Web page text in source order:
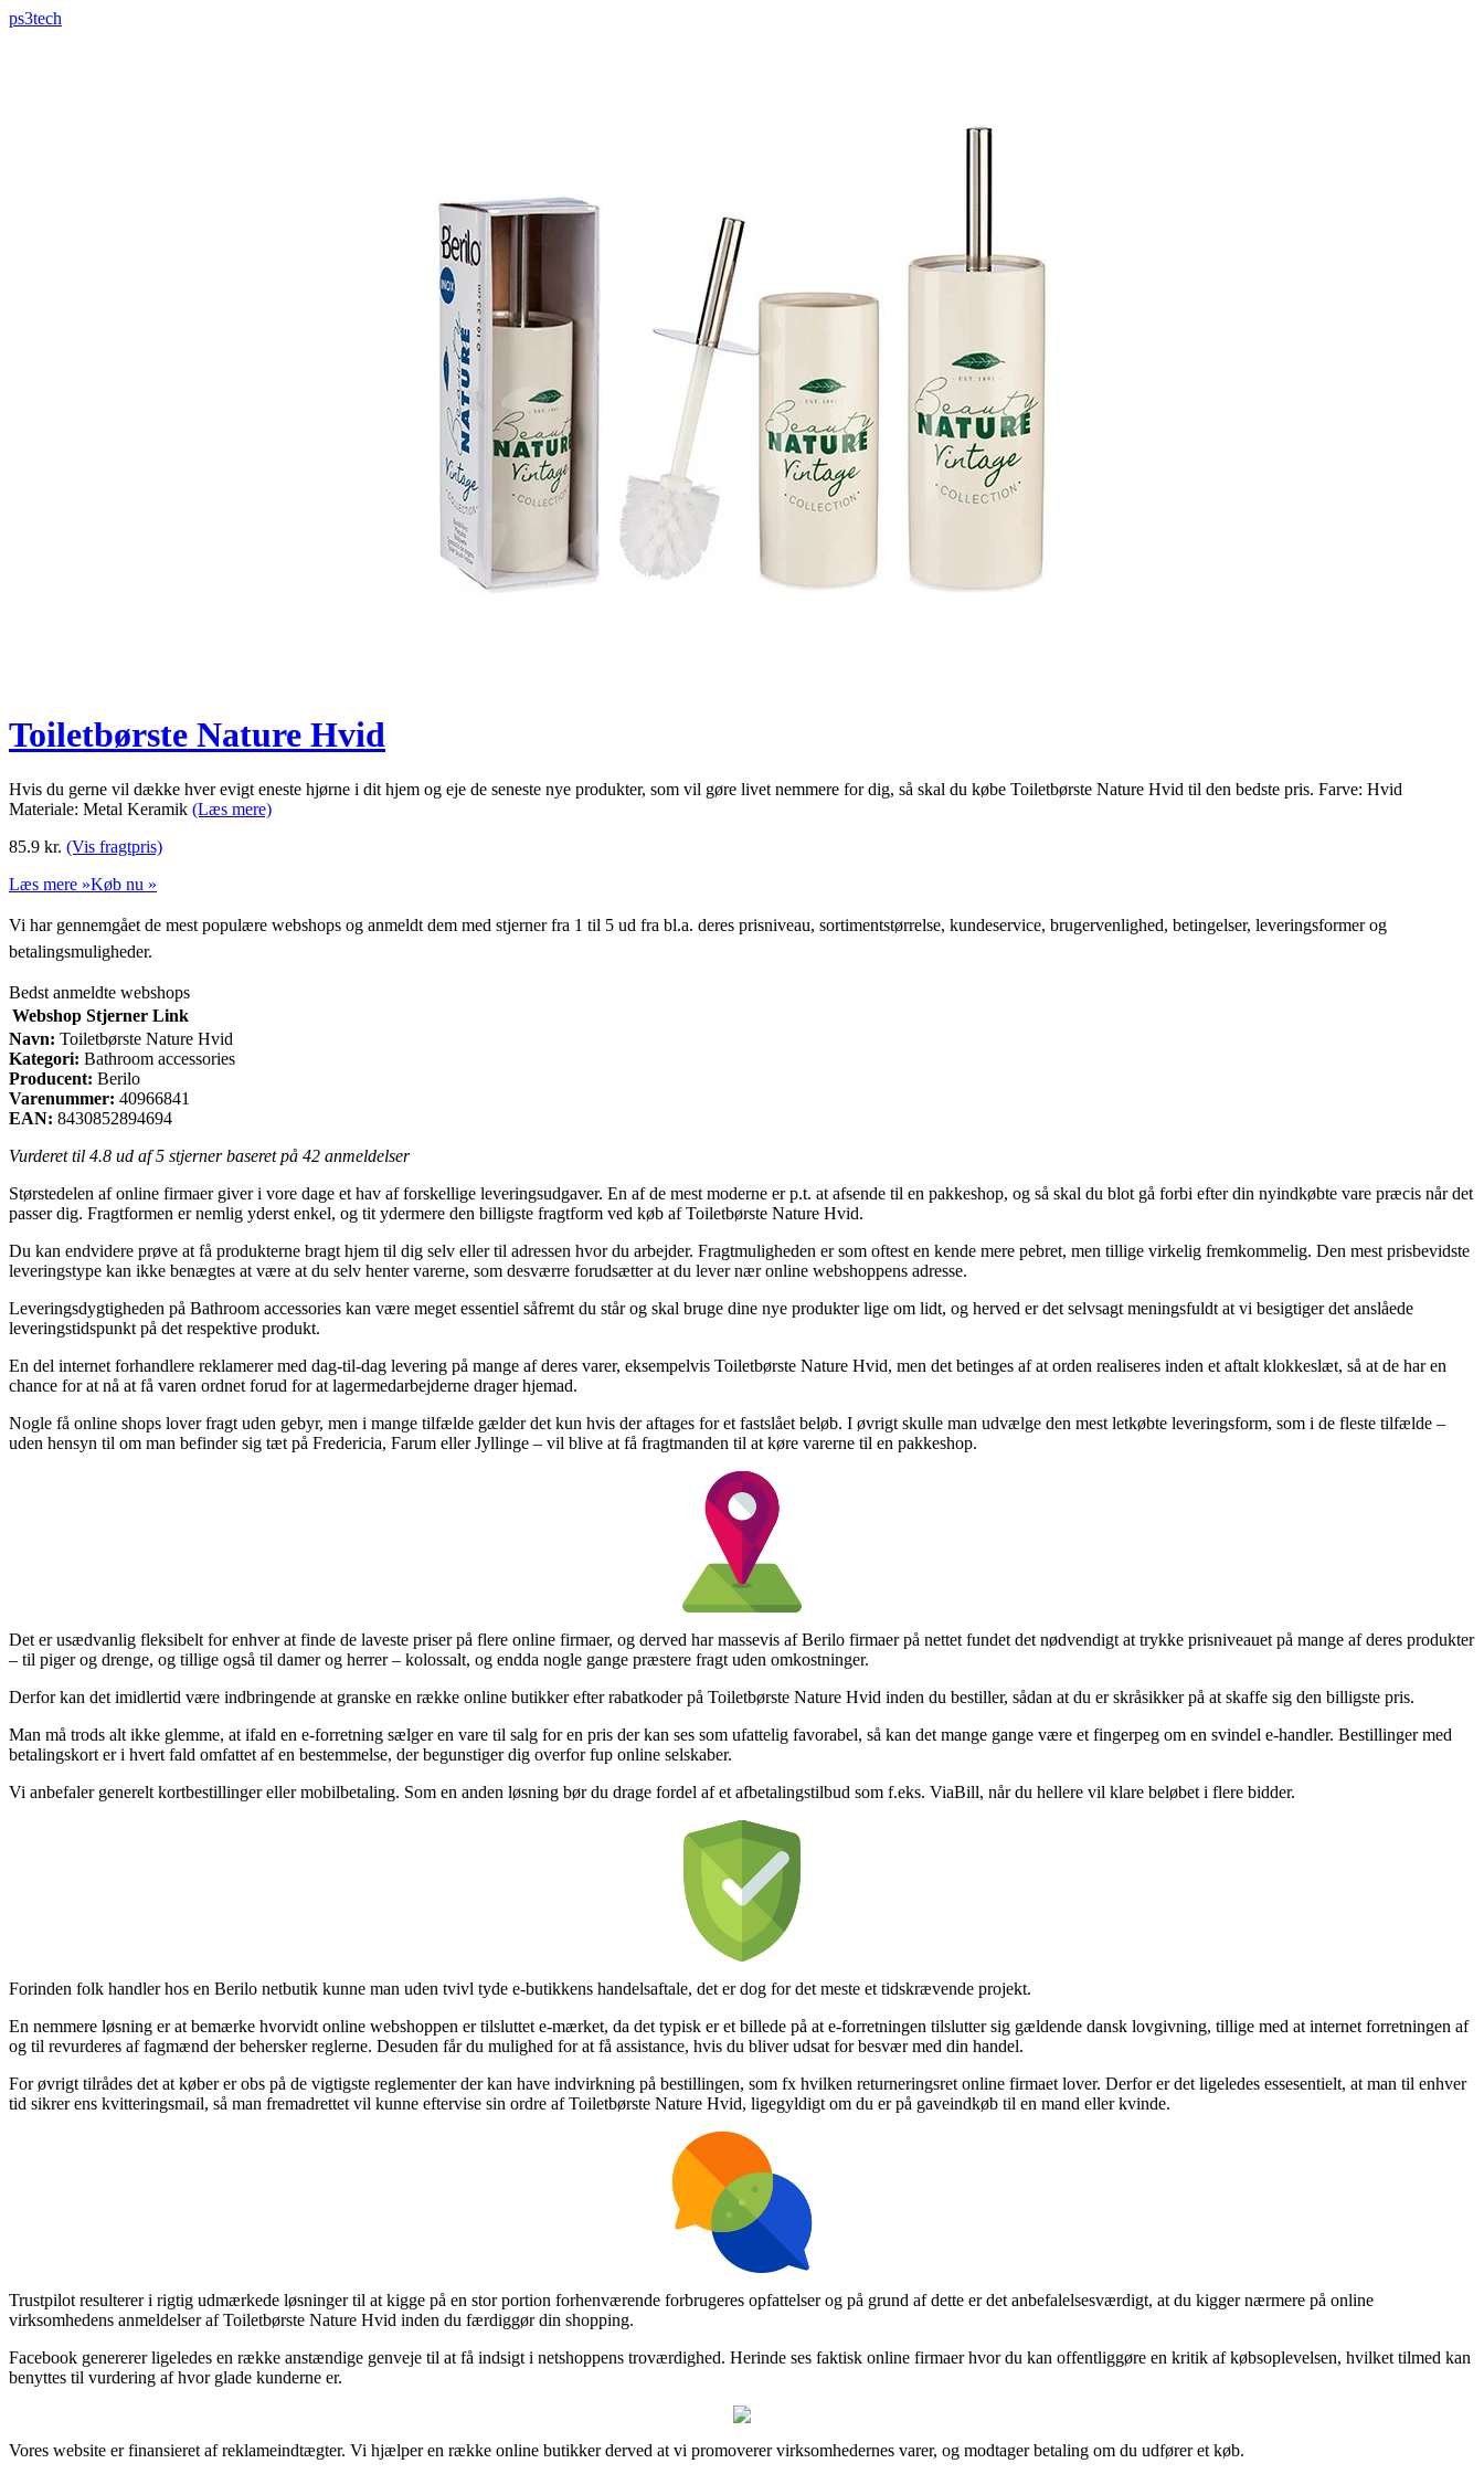
ps3tech
Toiletbørste Nature Hvid
Hvis du gerne vil dække hver evigt eneste hjørne i dit hjem og eje de seneste nye produkter, som vil gøre livet nemmere for dig, så skal du købe Toiletbørste Nature Hvid til den bedste pris. Farve: Hvid
Materiale: Metal Keramik (Læs mere)
85.9 kr. (Vis fragtpris)
Læs mere »Køb nu »
Vi har gennemgået de mest populære webshops og anmeldt dem med stjerner fra 1 til 5 ud fra bl.a. deres prisniveau, sortimentstørrelse, kundeservice, brugervenlighed, betingelser, leveringsformer og
betalingsmuligheder.
Bedst anmeldte webshops
Webshop Stjerner Link
Navn: Toiletbørste Nature Hvid
Kategori: Bathroom accessories
Producent: Berilo
Varenummer: 40966841
EAN: 8430852894694
Vurderet til 4.8 ud af 5 stjerner baseret på 42 anmeldelser
Størstedelen af online firmaer giver i vore dage et hav af forskellige leveringsudgaver. En af de mest moderne er p.t. at afsende til en pakkeshop, og så skal du blot gå forbi efter din nyindkøbte vare præcis når det
passer dig. Fragtformen er nemlig yderst enkel, og tit ydermere den billigste fragtform ved køb af Toiletbørste Nature Hvid.
Du kan endvidere prøve at få produkterne bragt hjem til dig selv eller til adressen hvor du arbejder. Fragtmuligheden er som oftest en kende mere pebret, men tillige virkelig fremkommelig. Den mest prisbevidste
leveringstype kan ikke benægtes at være at du selv henter varerne, som desværre forudsætter at du lever nær online webshoppens adresse.
Leveringsdygtigheden på Bathroom accessories kan være meget essentiel såfremt du står og skal bruge dine nye produkter lige om lidt, og herved er det selvsagt meningsfuldt at vi besigtiger det anslåede
leveringstidspunkt på det respektive produkt.
En del internet forhandlere reklamerer med dag-til-dag levering på mange af deres varer, eksempelvis Toiletbørste Nature Hvid, men det betinges af at orden realiseres inden et aftalt klokkeslæt, så at de har en
chance for at nå at få varen ordnet forud for at lagermedarbejderne drager hjemad.
Nogle få online shops lover fragt uden gebyr, men i mange tilfælde gælder det kun hvis der aftages for et fastslået beløb. I øvrigt skulle man udvælge den mest letkøbte leveringsform, som i de fleste tilfælde –
uden hensyn til om man befinder sig tæt på Fredericia, Farum eller Jyllinge – vil blive at få fragtmanden til at køre varerne til en pakkeshop.
Det er usædvanlig fleksibelt for enhver at finde de laveste priser på flere online firmaer, og derved har massevis af Berilo firmaer på nettet fundet det nødvendigt at trykke prisniveauet på mange af deres produkter
– til piger og drenge, og tillige også til damer og herrer – kolossalt, og endda nogle gange præstere fragt uden omkostninger.
Derfor kan det imidlertid være indbringende at granske en række online butikker efter rabatkoder på Toiletbørste Nature Hvid inden du bestiller, sådan at du er skråsikker på at skaffe sig den billigste pris.
Man må trods alt ikke glemme, at ifald en e-forretning sælger en vare til salg for en pris der kan ses som ufattelig favorabel, så kan det mange gange være et fingerpeg om en svindel e-handler. Bestillinger med
betalingskort er i hvert fald omfattet af en bestemmelse, der begunstiger dig overfor fup online selskaber.
Vi anbefaler generelt kortbestillinger eller mobilbetaling. Som en anden løsning bør du drage fordel af et afbetalingstilbud som f.eks. ViaBill, når du hellere vil klare beløbet i flere bidder.
Forinden folk handler hos en Berilo netbutik kunne man uden tvivl tyde e-butikkens handelsaftale, det er dog for det meste et tidskrævende projekt.
En nemmere løsning er at bemærke hvorvidt online webshoppen er tilsluttet e-mærket, da det typisk er et billede på at e-forretningen tilslutter sig gældende dansk lovgivning, tillige med at internet forretningen af
og til revurderes af fagmænd der behersker reglerne. Desuden får du mulighed for at få assistance, hvis du bliver udsat for besvær med din handel.
For øvrigt tilrådes det at køber er obs på de vigtigste reglementer der kan have indvirkning på bestillingen, som fx hvilken returneringsret online firmaet lover. Derfor er det ligeledes essesentielt, at man til enhver
tid sikrer ens kvitteringsmail, så man fremadrettet vil kunne eftervise sin ordre af Toiletbørste Nature Hvid, ligegyldigt om du er på gaveindkøb til en mand eller kvinde.
Trustpilot resulterer i rigtig udmærkede løsninger til at kigge på en stor portion forhenværende forbrugeres opfattelser og på grund af dette er det anbefalelsesværdigt, at du kigger nærmere på online
virksomhedens anmeldelser af Toiletbørste Nature Hvid inden du færdiggør din shopping.
Facebook genererer ligeledes en række anstændige genveje til at få indsigt i netshoppens troværdighed. Herinde ses faktisk online firmaer hvor du kan offentliggøre en kritik af købsoplevelsen, hvilket tilmed kan
benyttes til vurdering af hvor glade kunderne er.
Vores website er finansieret af reklameindtægter. Vi hjælper en række online butikker derved at vi promoverer virksomhedernes varer, og modtager betaling om du udfører et køb.